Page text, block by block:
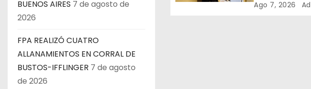
BUENOS AIRES 7 de agosto de
2026
FPA REALIZÓ CUATRO
ALLANAMIENTOS EN CORRAL DE
BUSTOS-IFFLINGER 7 de agosto
de 2026
BUSTOS-
Ago 7, 2026